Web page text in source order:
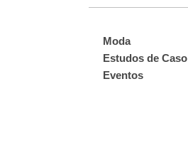
Moda
Estudos de Caso
Eventos